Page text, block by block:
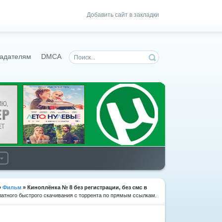
Добавить сайт в закладки
DMCA
Фильм » Киноплёнка № 8 без регистрации, без смс в
быстрого скачивания с торрента по прямым ссылкам.